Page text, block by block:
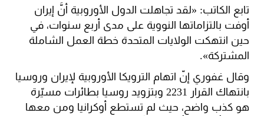
تابع الكاتب: «لقد تجاهلت الدول الأوروبية أنَّ إيران
أوفت بالتزاماتها النووية على مدى أربع سنوات، في
حين انتهكت الولايات المتحدة خطة العمل الشاملة
المشتركة».
وقال غفوري إنّ اتهام الترويكا الأوروبية لإيران وروسيا
بانتهاك القرار 2231 وبتزويد روسيا بطائرات مسيّرة
هو كذب واضح، حيث لم تستطع أوكرانيا ومن معها